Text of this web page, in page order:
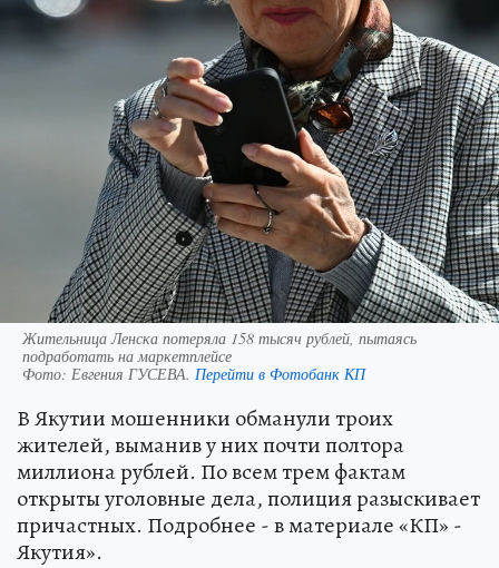
Жительница Ленска потеряла 158 тысяч рублей, пытаясь
подработать на маркетплейсе
Фото: Евгения ГУСЕВА. Перейти в Фотобанк КП
В Якутии мошенники обманули троих
жителей, выманив у них почти полтора
миллиона рублей. По всем трем фактам
открыты уголовные дела, полиция разыскивает
причастных. Подробнее - в материале «КП» -
Якутия».